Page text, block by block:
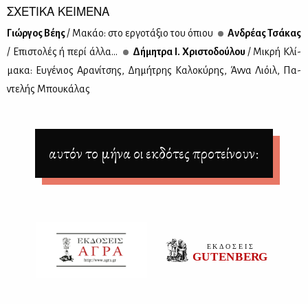
ΣΧΕΤΙΚΑ ΚΕΙΜΕΝΑ
Γιώρ­γος Βέ­ης/ Μα­κάο: στο ερ­γο­τά­ξιο του όπιου
Αν­δρέ­ας Τσά­κας
/ Επι­στο­λές ή πε­ρί άλ­λα...
Δή­μη­τρα Ι. Χρι­στο­δού­λου / Mι­κρή Κλί­
μα­κα: Ευ­γέ­νιος Αρα­νί­τσης, Δη­μή­τρης Κα­λο­κύ­ρης, Άν­να Λιόιλ, Πα­
ντε­λής Μπου­κά­λας
αυτόν το μήνα οι εκδότες προτείνουν: